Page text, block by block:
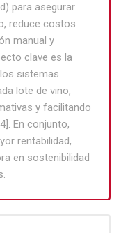
para asegurar
reduce costos
manual y
clave es la
sistemas
lote de vino,
y facilitando
En conjunto,
rentabilidad,
en sostenibilidad